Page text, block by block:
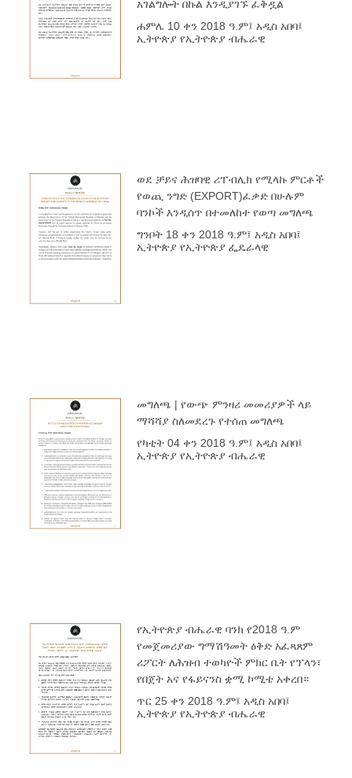
አገልግሎት በኩል እንዲያገኙ ፈቅዷል
ሐምሌ 10 ቀን 2018 ዓ.ም፤ አዲስ አበባ፤
ኢትዮጵያ የኢትዮጵያ ብሔራዊ
ወደ ቻይና ሕዝባዊ ሪፐብሊክ የሚላኩ ምርቶች
የወጪ ንግድ (EXPORT)ፈቃድ በሁሉም
ባንኮች እንዲሰጥ በተመለከተ የወጣ መግለጫ
ግንቦት 18 ቀን 2018 ዓ.ም፤ አዲስ አበባ፤
ኢትዮጵያ የኢትዮጵያ ፌዴራላዊ
መግለጫ | የውጭ ምንዛሪ መመሪያዎች ላይ
ማሻሻያ ስለመደረጉ የተሰጠ መግለጫ
የካቲት 04 ቀን 2018 ዓ.ም፤ አዲስ አበባ፤
ኢትዮጵያ የኢትዮጵያ ብሔራዊ
የኢትዮጵያ ብሔራዊ ባንክ የ2018 ዓ.ም
የመጀመሪያው ግማሽዓመት ዕቅድ አፈጻጸም
ሪፖርት ለሕዝብ ተወካዮች ምክር ቤት የፕላን፣
የበጀት አና የፋይናንስ ቋሚ ኮሚቴ አቀረበ።
ጥር 25 ቀን 2018 ዓ.ም፤ አዲስ አበባ፤
ኢትዮጵያ የኢትዮጵያ ብሔራዊ